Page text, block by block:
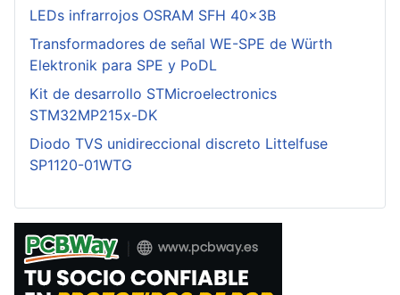
LEDs infrarrojos OSRAM SFH 40x3B
Transformadores de señal WE-SPE de Würth
Elektronik para SPE y PoDL
Kit de desarrollo STMicroelectronics
STM32MP215x-DK
Diodo TVS unidireccional discreto Littelfuse
SP1120-01WTG